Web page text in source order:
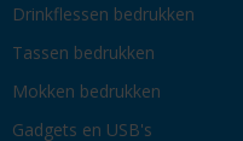
Drinkflessen bedrukken
Tassen bedrukken
Mokken bedrukken
Gadgets en USB's